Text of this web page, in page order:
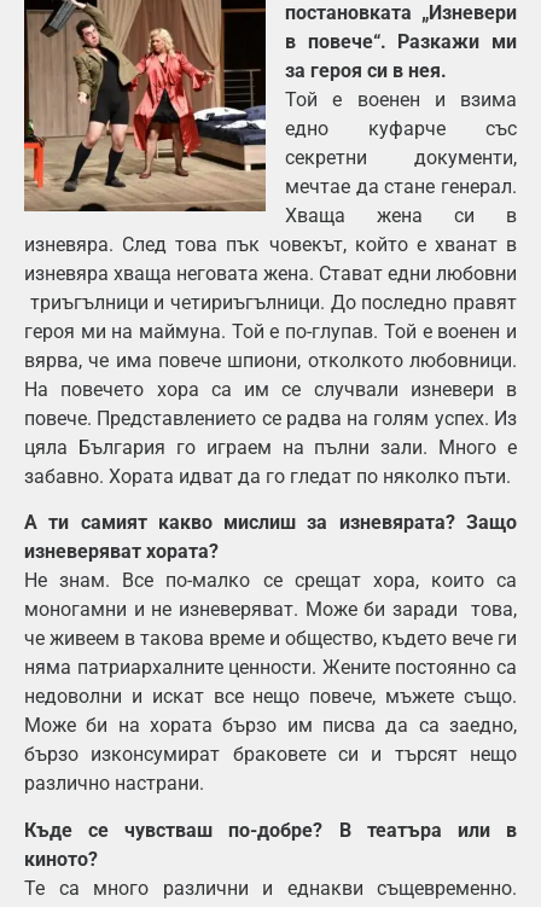
постановката „Изневери
в повече“. Разкажи ми
за героя си в нея.
Той е военен и взима
едно куфарче със
секретни документи,
мечтае да стане генерал.
Хваща жена си в
изневяра. След това пък човекът, който е хванат в
изневяра хваща неговата жена. Стават едни любовни
триъгълници и четириъгълници. До последно правят
героя ми на маймуна. Той е по-глупав. Той е военен и
вярва, че има повече шпиони, отколкото любовници.
На повечето хора са им се случвали изневери в
повече. Представлението се радва на голям успех. Из
цяла България го играем на пълни зали. Много е
забавно. Хората идват да го гледат по няколко пъти.
А ти самият какво мислиш за изневярата? Защо
изневеряват хората?
Не знам. Все по-малко се срещат хора, които са
моногамни и не изневеряват. Може би заради това,
че живеем в такова време и общество, където вече ги
няма патриархалните ценности. Жените постоянно са
недоволни и искат все нещо повече, мъжете също.
Може би на хората бързо им писва да са заедно,
бързо изконсумират браковете си и търсят нещо
различно настрани.
Къде се чувстваш по-добре? В театъра или в
киното?
Те са много различни и еднакви същевременно.